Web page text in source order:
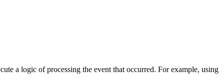
a logic of processing the event that occurred. For example, using